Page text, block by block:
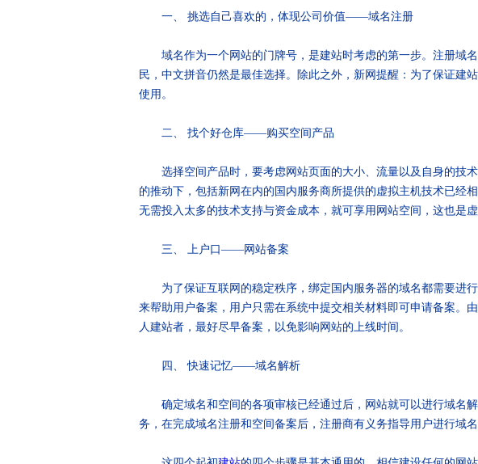
一、 挑选自己喜欢的，体现公司价值——域名注册
域名作为一个网站的门牌号，是建站时考虑的第一步。注册域名
民，中文拼音仍然是最佳选择。除此之外，新网提醒：为了保证建
使用。
二、 找个好仓库——购买空间产品
选择空间产品时，要考虑网站页面的大小、流量以及自身的技术
的推动下，包括新网在内的国内服务商所提供的虚拟主机技术已经
无需投入太多的技术支持与资金成本，就可享用网站空间，这也是
三、 上户口——网站备案
为了保证互联网的稳定秩序，绑定国内服务器的域名都需要进行
来帮助用户备案，用户只需在系统中提交相关材料即可申请备案。
人建站者，最好尽早备案，以免影响网站的上线时间。
四、 快速记忆——域名解析
确定域名和空间的各项审核已经通过后，网站就可以进行域名解
务，在完成域名注册和空间备案后，注册商有义务指导用户进行域名